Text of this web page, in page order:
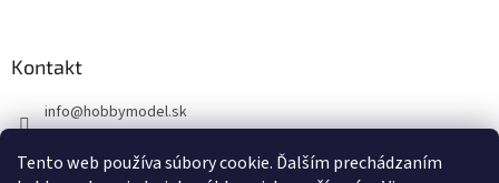
Tento web používa súbory cookie. Ďalším prechádzaním
Kontakt
info@hobbymodel.sk
https://www.facebook.com/skhobbymodel